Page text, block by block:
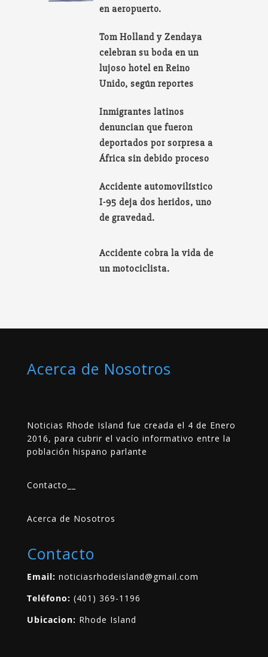
en aeropuerto.
Tom Holland y Zendaya
celebran su boda en un
lujoso hotel en Reino
Unido, según reportes
Inmigrantes latinos
denuncian que fueron
deportados por sorpresa a
África sin debido proceso
Accidente automovilístico
I-95 deja dos heridos, uno
de gravedad.
Accidente cobra la vida de
un motociclista.
Acerca de Nosotros
Noticias Rhode Island fue creada el 4 de Enero
2016, para cubrir el vacío informativo entre la
población hispano parlante
Contacto
Acerca de Nosotros
Contacto
Email: noticiasrhodeisland@gmail.com
Teléfono: (401) 369-1196
Ubicacion: Rhode Island